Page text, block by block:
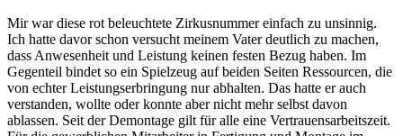
Mir war diese rot beleuchtete Zirkusnummer einfach zu unsinnig.
Ich hatte davor schon versucht meinem Vater deutlich zu machen,
dass Anwesenheit und Leistung keinen festen Bezug haben. Im
Gegenteil bindet so ein Spielzeug auf beiden Seiten Ressourcen, die
von echter Leistungserbringung nur abhalten. Das hatte er auch
verstanden, wollte oder konnte aber nicht mehr selbst davon
ablassen. Seit der Demontage gilt für alle eine Vertrauensarbeitszeit.